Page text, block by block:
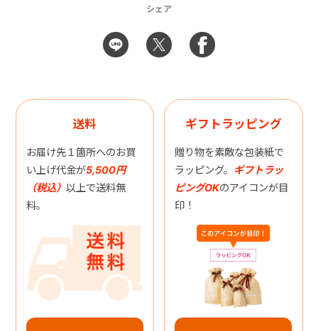
シェア
送料
お届け先１箇所へのお買
い上げ代金が5,500円
（税込） 以上で送料無
料。
ギフトラッピング
贈り物を素敵な包装紙で
ラッピング。 ギフトラッ
ピングOKのアイコンが目
印！